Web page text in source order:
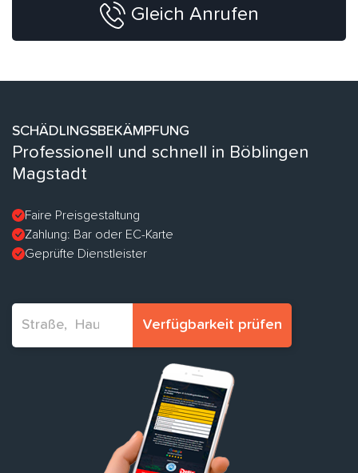
Gleich Anrufen
SCHÄDLINGSBEKÄMPFUNG
Professionell und schnell in Böblingen
Magstadt
Faire Preisgestaltung
Zahlung: Bar oder EC-Karte
Geprüfte Dienstleister
Verfügbarkeit prüfen